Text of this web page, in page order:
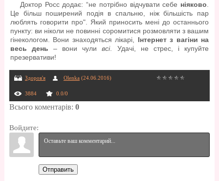
Доктор Росс додає: “не потрібно відчувати себе ніяково
Це більш поширений подія в спальню, ніж більшість пар
люблять говорити про". Який приносить мені до останнього
пункту: ви ніколи не повинні соромитися розмовляти з вашим
гінекологом. Вони знаходяться лікарі, Інтернет з вагіни на
весь день – вони чуливсі. Удачі, не стрес, і купуйте
презервативи!
Здоров'я Olenka (24.06.2016)
3884 0.0/0
Всього коментарів: 0
Войдите:
Отправить